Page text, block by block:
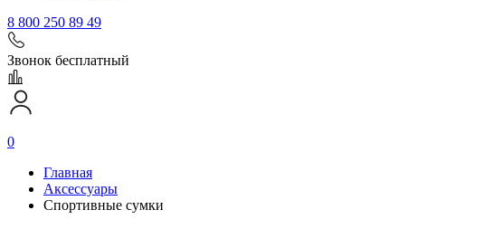
8 800 250 89 49
Звонок бесплатный
0
Главная
Аксессуары
Спортивные сумки